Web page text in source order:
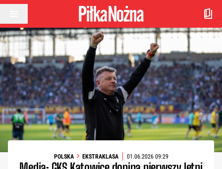
Przejdź do treści
POLSKA EKSTRAKLASA 01.06.2026 09:29